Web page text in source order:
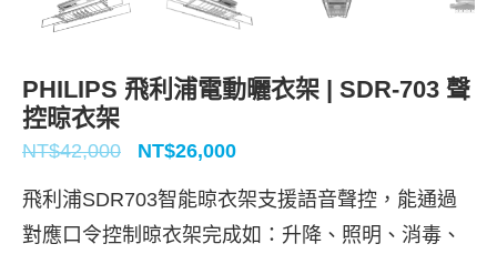
PHILIPS 飛利浦電動曬衣架 | SDR-703 聲
控晾衣架
NT$42,000 NT$26,000
飛利浦SDR703智能晾衣架支援語音聲控，能通過
對應口令控制晾衣架完成如：升降、照明、消毒、